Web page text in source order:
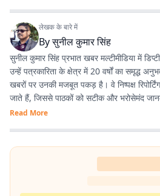
लेखक के बारे में
Byसुनील कुमार सिंह
सुनील कुमार सिंह प्रभात खबर मल्टीमीडिया में
उन्हें पत्रकारिता के क्षेत्र में 20 वर्षों का समृद्ध
खबरों पर उनकी मजबूत पकड़ है। वे निष्पक्ष
जाते हैं, जिससे पाठकों को सटीक और भरोसेमंद
Read More